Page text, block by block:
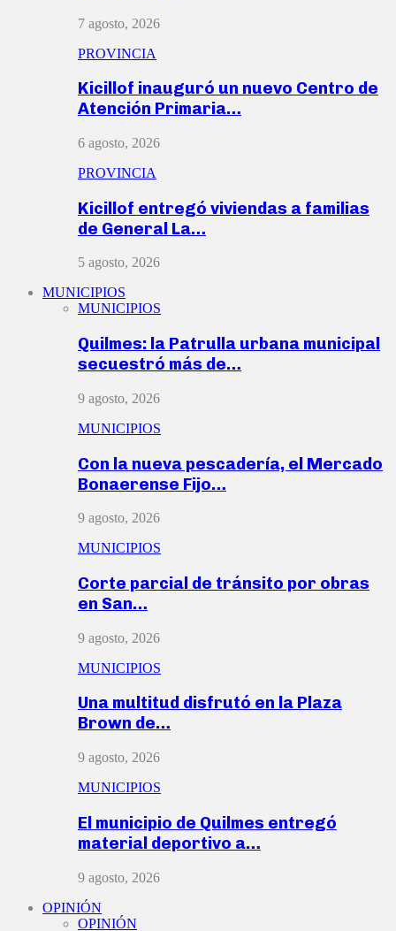
7 agosto, 2026
PROVINCIA
Kicillof inauguró un nuevo Centro de
Atención Primaria…
6 agosto, 2026
PROVINCIA
Kicillof entregó viviendas a familias
de General La…
5 agosto, 2026
MUNICIPIOS
MUNICIPIOS
Quilmes: la Patrulla urbana municipal
secuestró más de…
9 agosto, 2026
MUNICIPIOS
Con la nueva pescadería, el Mercado
Bonaerense Fijo…
9 agosto, 2026
MUNICIPIOS
Corte parcial de tránsito por obras
en San…
9 agosto, 2026
MUNICIPIOS
Una multitud disfrutó en la Plaza
Brown de…
9 agosto, 2026
MUNICIPIOS
El municipio de Quilmes entregó
material deportivo a…
9 agosto, 2026
OPINIÓN
OPINIÓN